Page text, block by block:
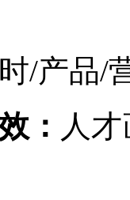
/产品/
： 人